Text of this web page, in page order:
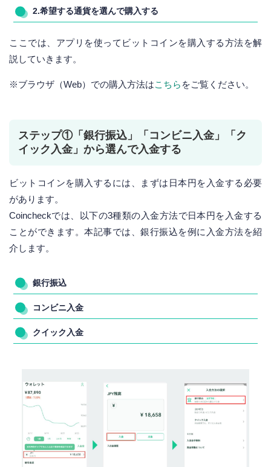
2.希望する通貨を選んで購入する
ここでは、アプリを使ってビットコインを購入する方法を解
説していきます。
※ブラウザ（Web）での購入方法はこちら をご覧ください。
ステップ①「銀行振込」「コンビニ入金」「ク
イック入金」から選んで入金する
ビットコインを購入するには、まずは日本円を入金する必要
があります。
Coincheckでは、以下の3種類の入金方法で日本円を入金する
ことができます。本記事では、銀行振込を例に入金方法を紹
介します。
銀行振込
コンビニ入金
クイック入金